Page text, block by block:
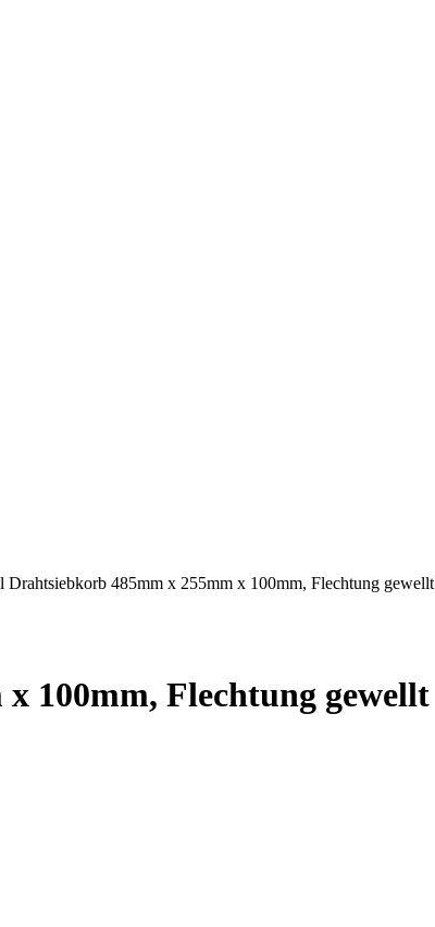
Drahtsiebkorb 485mm x 255mm x 100mm, Flechtung gewellt
100mm, Flechtung gewellt